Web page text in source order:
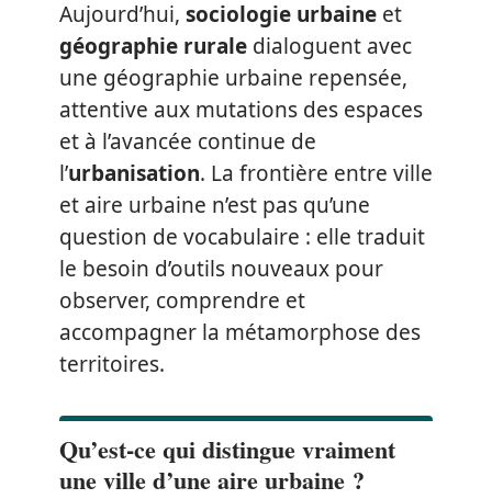
Aujourd’hui, sociologie urbaine et
géographie rurale dialoguent avec
une géographie urbaine repensée,
attentive aux mutations des espaces
et à l’avancée continue de
l’urbanisation. La frontière entre ville
et aire urbaine n’est pas qu’une
question de vocabulaire : elle traduit
le besoin d’outils nouveaux pour
observer, comprendre et
accompagner la métamorphose des
territoires.
Qu’est-ce qui distingue vraiment
une ville d’une aire urbaine ?